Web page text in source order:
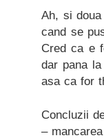
Ah, si
cand se
Cred ca e
dar pana
asa ca for
Concluzii
–